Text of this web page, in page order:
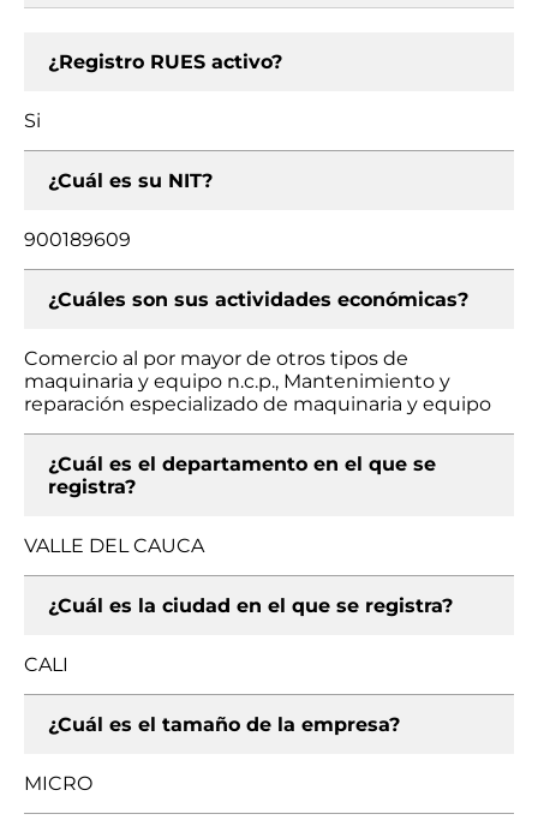
¿Registro RUES activo?
Si
¿Cuál es su NIT?
900189609
¿Cuáles son sus actividades económicas?
Comercio al por mayor de otros tipos de
maquinaria y equipo n.c.p., Mantenimiento y
reparación especializado de maquinaria y equipo
¿Cuál es el departamento en el que se
registra?
VALLE DEL CAUCA
¿Cuál es la ciudad en el que se registra?
CALI
¿Cuál es el tamaño de la empresa?
MICRO